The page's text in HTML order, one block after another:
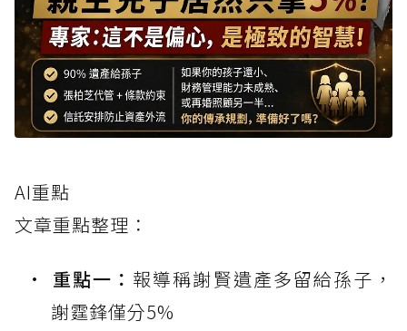
AI重點
文章重點整理：
重點一： 報導稱謝賢遺產多留給孫子，
謝霆鋒僅分5%